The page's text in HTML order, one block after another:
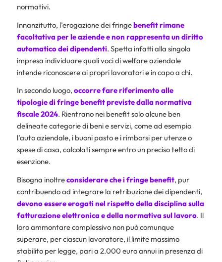
normativi.
Innanzitutto, l’erogazione dei fringebenefit rimane
facoltativa per le aziende e non rappresenta un diritto
automatico dei dipendenti. Spetta infatti alla singola
impresa individuare quali voci di welfare aziendale
intende riconoscere ai propri lavoratori e in capo a chi.
In secondo luogo, occorre fare riferimento alle
tipologie di fringe benefit previste dalla normativa
fiscale 2024. Rientrano nei benefit solo alcune ben
delineate categorie di beni e servizi, come ad esempio
l’auto aziendale, i buoni pasto e i rimborsi per utenze o
spese di casa, calcolati sempre entro un preciso tetto di
esenzione.
Bisogna inoltreconsiderare che i fringe benefit, pur
contribuendo ad integrare la retribuzione dei dipendenti,
devono essere erogati nel rispetto della disciplina sulla
fatturazione elettronicae della normativa sul lavoro. Il
loro ammontare complessivo non può comunque
superare, per ciascun lavoratore, il limite massimo
stabilito per legge, pari a 2.000 euro annui in presenza di